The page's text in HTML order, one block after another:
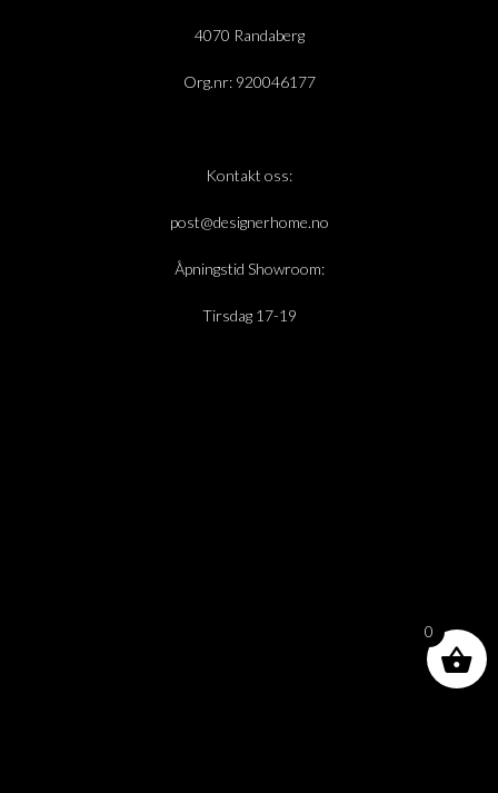
4070 Randaberg
Org.nr: 920046177
Kontakt oss:
post@designerhome.no
Åpningstid Showroom:
Tirsdag 17-19
0